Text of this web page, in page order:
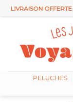
Passer
au
LIVRAISON OFFERTE
PELUCHES